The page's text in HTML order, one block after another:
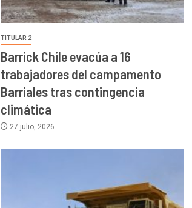
TITULAR 2
Barrick Chile evacúa a 16
trabajadores del campamento
Barriales tras contingencia
climática
27 julio, 2026